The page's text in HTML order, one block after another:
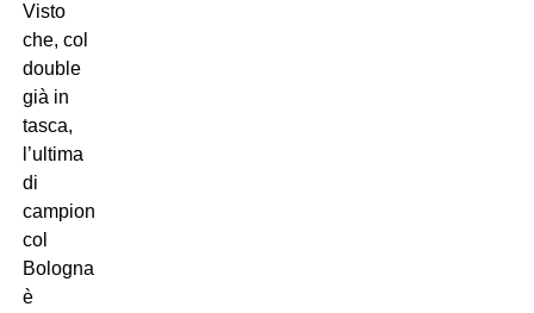
Visto
che, col
double
già in
tasca,
l’ultima
di
campionato
col
Bologna
è